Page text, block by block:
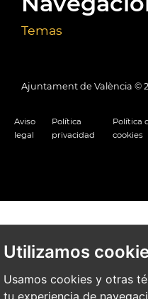
Utilizamos
Usamos cookies y otras
tu experiencia de
Temas
Ajuntament de València ©
Aviso
legal
Política
privacidad
Política
cookies